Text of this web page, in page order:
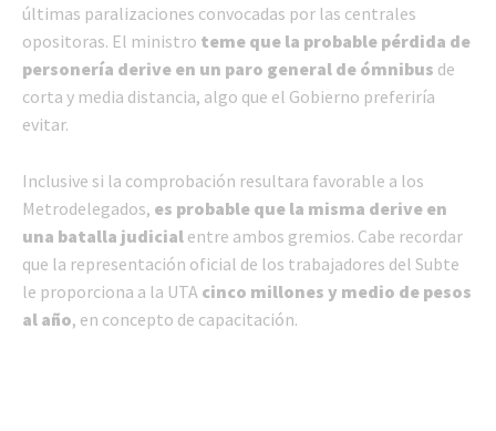
últimas paralizaciones convocadas por las centrales
opositoras. El ministro teme que la probable pérdida de
personería derive en un paro general de ómnibus de
corta y media distancia, algo que el Gobierno preferiría
evitar.
Inclusive si la comprobación resultara favorable a los
Metrodelegados, es probable que la misma derive en
una batalla judicial entre ambos gremios. Cabe recordar
que la representación oficial de los trabajadores del Subte
le proporciona a la UTA cinco millones y medio de pesos
al año, en concepto de capacitación.